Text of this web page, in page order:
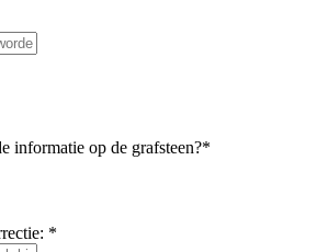
informatie op de grafsteen?*
*